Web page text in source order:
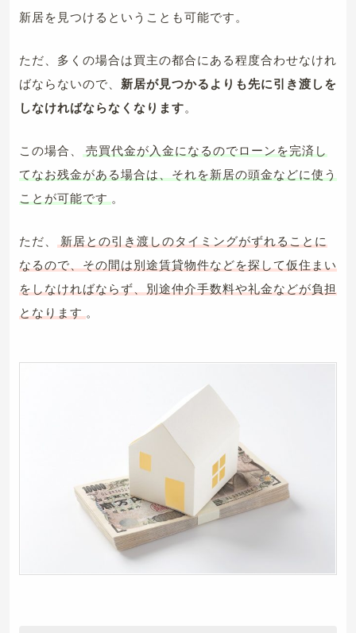
新居を見つけるということも可能です。
ただ、多くの場合は買主の都合にある程度合わせなけれ
ばならないので、 新居が見つかるよりも先に引き渡しを
しなければならなくなります。
この場合、
売買代金が入金になるのでローンを完済し
てなお残金がある場合は、それを新居の頭金などに使う
ことが可能です 。
ただ、
新居との引き渡しのタイミングがずれることに
なるので、その間は別途賃貸物件などを探して仮住まい
をしなければならず、別途仲介手数料や礼金などが負担
となります 。